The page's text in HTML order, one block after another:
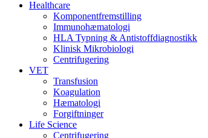
Healthcare
Komponentfremstilling
Immunohæmatologi
HLA Typning & Antistoffdiagnostikk
Klinisk Mikrobiologi
Centrifugering
VET
Transfusion
Koagulation
Hæmatologi
Forgiftninger
Life Science
Centrifugering